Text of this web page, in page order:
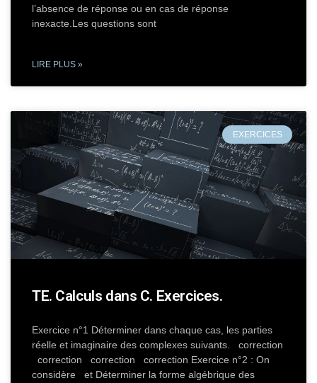
l’absence de réponse ou en cas de réponse
inexacte.Les questions sont
LIRE PLUS »
EXERCICES
TE. Calculs dans C. Exercices.
Exercice n°1 Déterminer dans chaque cas, les parties
réelle et imaginaire des complexes suivants. correction
correction correction correction Exercice n°2 : On
considère et Déterminer la forme algébrique des